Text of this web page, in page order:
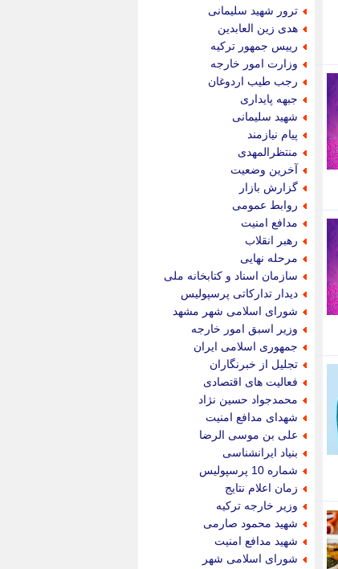
ترور شهید سلیمانی
هدی زین العابدین
رییس جمهور ترکیه
وزارت امور خارجه
رجب طیب اردوغان
جبهه پایداری
شهید سلیمانی
پیام نیازمند
منتظرالمهدی
آخرین وضعیت
گزارش بازار
روابط عمومی
مدافع امنیت
رهبر انقلاب
مرحله نهایی
سازمان اسناد و کتابخانه ملی
دیدار تدارکاتی پرسپولیس
شورای اسلامی شهر مشهد
وزیر اسبق امور خارجه
جمهوری اسلامی ایران
تجلیل از خبرنگاران
فعالیت های اقتصادی
محمدجواد حسین نژاد
شهدای مدافع امنیت
علی بن موسی الرضا
بنیاد ایرانشناسی
شماره 10 پرسپولیس
زمان اعلام نتایج
وزیر خارجه ترکیه
شهید محمود صارمی
شهید مدافع امنیت
شورای اسلامی شهر